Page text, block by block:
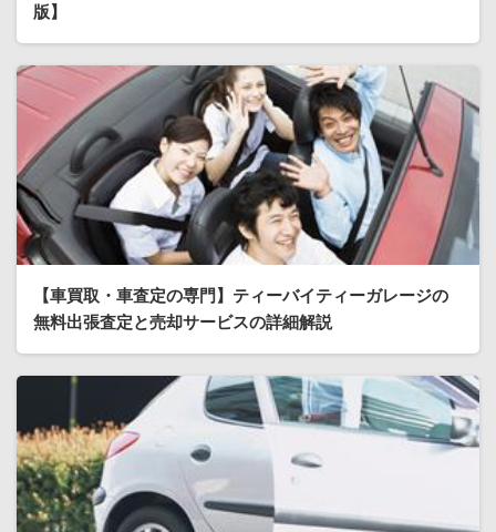
版】
【車買取・車査定の専門】ティーバイティーガレージの
無料出張査定と売却サービスの詳細解説